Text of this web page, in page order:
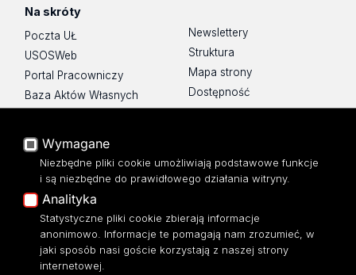
Na skróty
Poczta UŁ
USOSWeb
Portal Pracowniczy
Baza Aktów Własnych
Eksperci UŁ
Polityka Prywatności
Newslettery
Struktura
Mapa strony
Dostępność
Polityka prywatności
Wydział Zarządzania
Wymagane
Niezbędne pliki cookie umożliwiają podstawowe funkcje
i są niezbędne do prawidłowego działania witryny.
Analityka
Statystyczne pliki cookie zbierają informacje
anonimowo. Informacje te pomagają nam zrozumieć, w
jaki sposób nasi goście korzystają z naszej strony
internetowej.